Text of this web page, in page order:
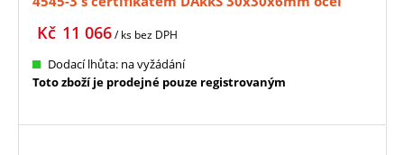
11 066
Kč / ks bez DPH
Dodací lhůta: na vyžádání
Toto zboží je prodejné pouze registrovaným